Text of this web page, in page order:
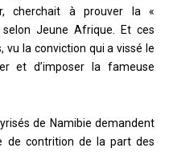
cherchait à prouver la «
Jeune Afrique. Et ces
la conviction qui a vissé le
et d’imposer la fameuse
de Namibie demandent
de contrition de la part des